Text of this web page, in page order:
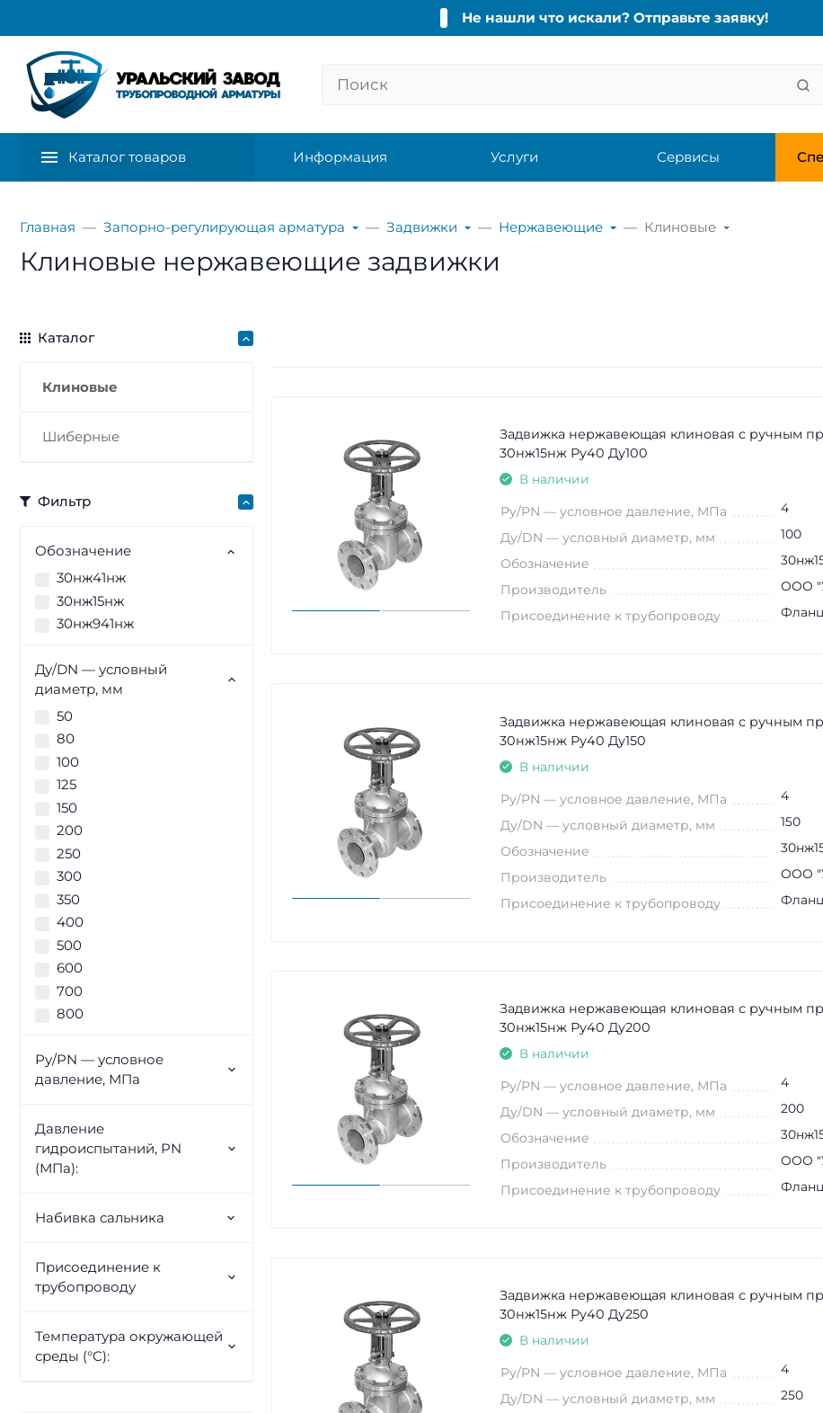
Не нашли что искали? Отправьте заявку!
Каталог товаров Информация Услуги Сервисы
Главная Запорно-регулирующая арматура Задвижки Нержавеющие Клиновые
Клиновые нержавеющие задвижки
Каталог
Клиновые
Шиберные
Фильтр
Обозначение
30нж41нж
30нж15нж
30нж941нж
Ду/DN — условный
диаметр, мм
50
80
100
125
150
200
250
300
350
400
500
600
700
800
Ру/PN — условное
давление, МПа
Давление
гидроиспытаний, PN
(МПа):
Набивка сальника
Присоединение к
трубопроводу
Температура окружающей
среды (°C):
Задвижка нержавеющая клиновая с ручным
30нж15нж Ру40 Ду100
В наличии
Ру/PN — условное давление, МПа 4
Ду/DN — условный диаметр, мм 100
Обозначение
Производитель ООО
Присоединение к трубопроводу
Задвижка нержавеющая клиновая с ручным
30нж15нж Ру40 Ду150
В наличии
Ру/PN — условное давление, МПа 4
Ду/DN — условный диаметр, мм 150
Обозначение
Производитель ООО
Присоединение к трубопроводу
Задвижка нержавеющая клиновая с ручным
30нж15нж Ру40 Ду200
В наличии
Ру/PN — условное давление, МПа 4
Ду/DN — условный диаметр, мм 200
Обозначение
Производитель ООО
Присоединение к трубопроводу
Задвижка нержавеющая клиновая с ручным
30нж15нж Ру40 Ду250
В наличии
Ру/PN — условное давление, МПа 4
Ду/DN — условный диаметр, мм 250